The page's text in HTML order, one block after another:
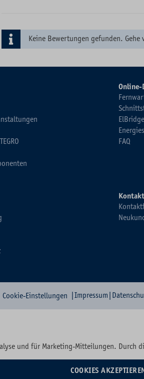
Keine Bewertungen gefunden.
Online-
FAQ
Kontakt
Cookie-Einstellungen Impressum
und für Marketing-Mitteilungen. Durch
COOKIES